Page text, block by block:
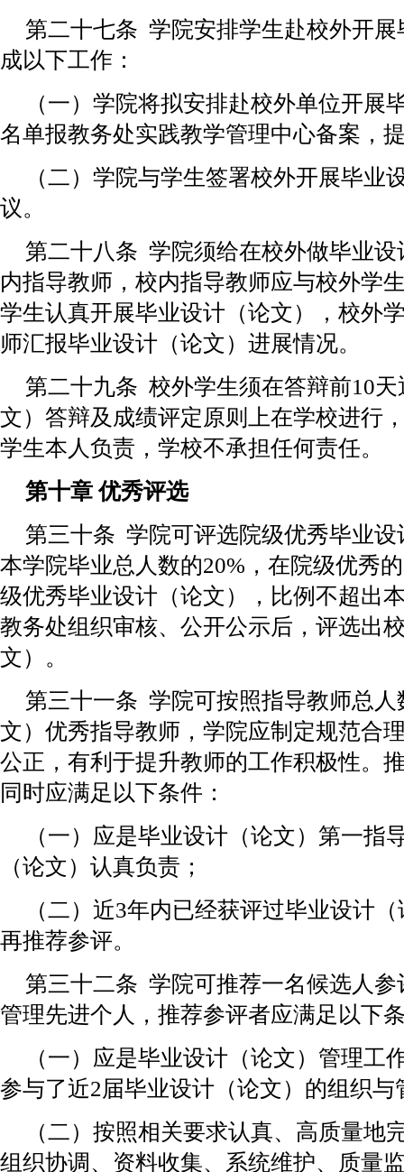
第二十七条 学院安排学生赴校外开
成以下工作：
（一）学院将拟安排赴校外单位开展
名单报教务处实践教学管理中心备案，
（二）学院与学生签署校外开展毕业
议。
第二十八条 学院须给在校外做毕业
内指导教师，校内指导教师应与校外学
学生认真开展毕业设计（论文），校外
师汇报毕业设计（论文）进展情况。
第二十九条 校外学生须在答辩前10
文）答辩及成绩评定原则上在学校进行
学生本人负责，学校不承担任何责任。
第十章 优秀评选
第三十条 学院可评选院级优秀毕业
本学院毕业总人数的20%，在院级优秀
级优秀毕业设计（论文），比例不超出
教务处组织审核、公开公示后，评选出
文）。
第三十一条 学院可按照指导教师总人
文）优秀指导教师，学院应制定规范合
公正，有利于提升教师的工作积极性。
同时应满足以下条件：
（一）应是毕业设计（论文）第一指
（论文）认真负责；
（二）近3年内已经获评过毕业设计
再推荐参评。
第三十二条 学院可推荐一名候选人
管理先进个人，推荐参评者应满足以下
（一）应是毕业设计（论文）管理工
参与了近2届毕业设计（论文）的组织与
（二）按照相关要求认真、高质量地
组织协调、资料收集、系统维护、质量